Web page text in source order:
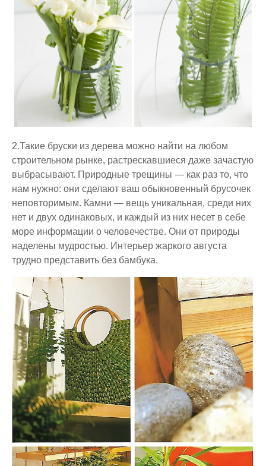
2.Такие бруски из дерева можно найти на любом
строительном рынке, растрескавшиеся даже зачастую
выбрасывают. Природные трещины — как раз то, что
нам нужно: они сделают ваш обыкновенный брусочек
неповторимым. Камни — вещь уникальная, среди них
нет и двух одинаковых, и каждый из них несет в себе
море информации о человечестве. Они от природы
наделены мудростью. Интерьер жаркого августа
трудно представить без бамбука.